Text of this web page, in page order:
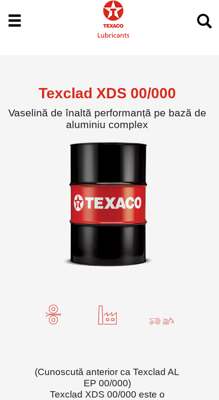
Texclad XDS 00/000
Vaselină de înaltă performanță pe bază de
aluminiu complex
(Cunoscută anterior ca Texclad AL
EP 00/000)
Texclad XDS 00/000 este o